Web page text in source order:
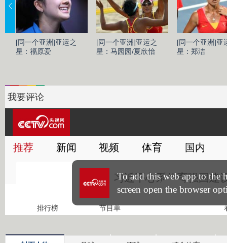
[同一个亚洲]亚运之
星：福原爱
[同一个亚洲]亚运之
星：马园园/夏欣怡
[同一个亚洲]亚
星：郑洁
我要评论